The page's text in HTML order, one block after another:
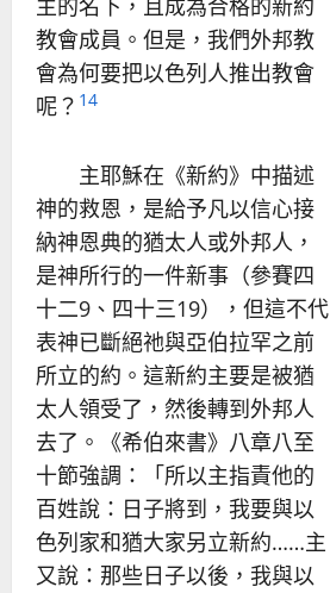
主的名下，且成為合格的新約
教會成員。但是，我們外邦教
會為何要把以色列人推出教會
呢？ 14
主耶穌在《新約》中描述
神的救恩，是給予凡以信心接
納神恩典的猶太人或外邦人，
是神所行的一件新事（參賽四
十二9、四十三19），但這不代
表神已斷絕祂與亞伯拉罕之前
所立的約。這新約主要是被猶
太人領受了，然後轉到外邦人
去了。《希伯來書》八章八至
十節強調：「所以主指責他的
百姓說：日子將到，我要與以
色列家和猶大家另立新約……主
又說：那些日子以後，我與以